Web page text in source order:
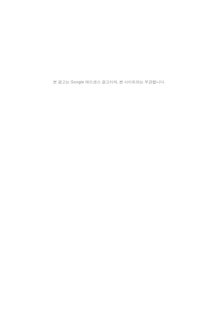
본 광고는 Google 애드센스 광고이며, 본 사이트와는 무관합니다.